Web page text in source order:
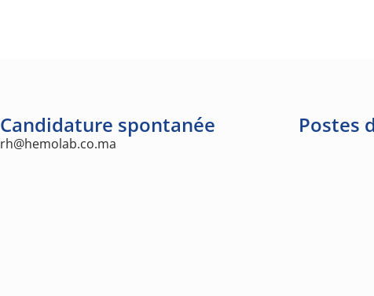
Candidature spontanée
rh@hemolab.co.ma
Postes